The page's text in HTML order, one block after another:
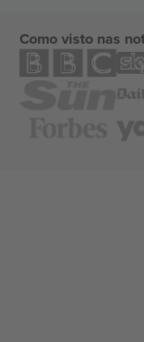
Como visto nas